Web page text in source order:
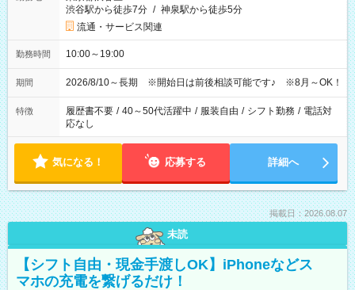
渋谷駅から徒歩7分 / 神泉駅から徒歩5分
流通・サービス関連
勤務時間 10:00～19:00
期間 2026/8/10～長期 ※開始日は前後相談可能です♪ ※8月～OK！
特徴 履歴書不要 / 40～50代活躍中 / 服装自由 / シフト勤務 / 電話対
応なし
気になる！ 応募する 詳細へ
掲載日：2026.08.07
未読
【シフト自由・現金手渡しOK】iPhoneなどス
マホの充電を繋げるだけ！